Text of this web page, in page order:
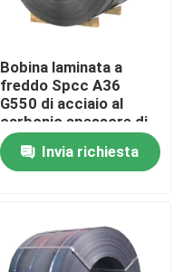
Bobina laminata a
freddo Spcc A36
G550 di acciaio al
carbonio spessore di
300mm - di 0.1mm
Invia richiesta